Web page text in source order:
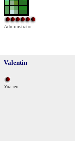
Administrator
Valentin
Удален